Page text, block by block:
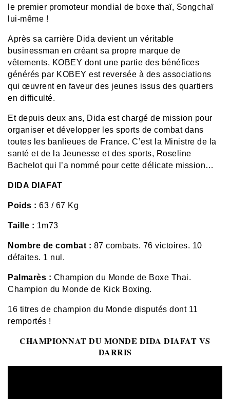
le premier promoteur mondial de boxe thaï, Songchaï
lui-même !
Après sa carrière Dida devient un véritable
businessman en créant sa propre marque de
vêtements, KOBEY dont une partie des bénéfices
générés par KOBEY est reversée à des associations
qui œuvrent en faveur des jeunes issus des quartiers
en difficulté.
Et depuis deux ans, Dida est chargé de mission pour
organiser et développer les sports de combat dans
toutes les banlieues de France. C’est la Ministre de la
santé et de la Jeunesse et des sports, Roseline
Bachelot qui l’a nommé pour cette délicate mission…
DIDA DIAFAT
Poids : 63 / 67 Kg
Taille : 1m73
Nombre de combat : 87 combats. 76 victoires. 10
défaites. 1 nul.
Palmarès : Champion du Monde de Boxe Thai.
Champion du Monde de Kick Boxing.
16 titres de champion du Monde disputés dont 11
remportés !
CHAMPIONNAT DU MONDE DIDA DIAFAT VS
DARRIS